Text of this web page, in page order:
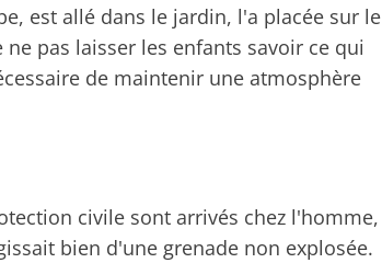
est allé dans le jardin, l'a placée sur le
pas laisser les enfants savoir ce qui
de maintenir une atmosphère
civile sont arrivés chez l'homme,
bien d'une grenade non explosée.